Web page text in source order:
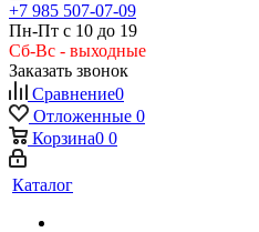
+7 985 507-07-09
Пн-Пт с 10 до 19
Сб-Вс - выходные
Заказать звонок
Сравнение0
Отложенные 0
Корзина0 0
Каталог